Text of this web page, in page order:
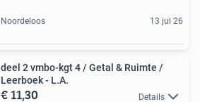
Noordeloos 13 jul 26
deel 2 vmbo-kgt 4 / Getal & Ruimte /
Leerboek - L.A.
€ 11,30 Details